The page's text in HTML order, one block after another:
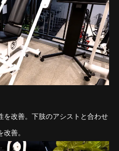
を改善。下肢のアシストと合わせ
善。